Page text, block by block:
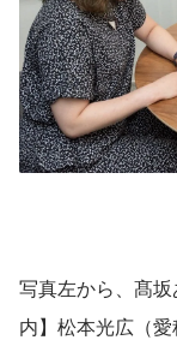
写真左から、髙
内】松本光広（